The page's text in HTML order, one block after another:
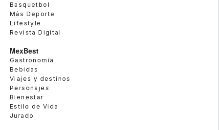
Basquetbol
Más Deporte
Lifestyle
Revista Digital
MexBest
Gastronomía
Bebidas
Viajes y destinos
Personajes
Bienestar
Estilo de Vida
Jurado